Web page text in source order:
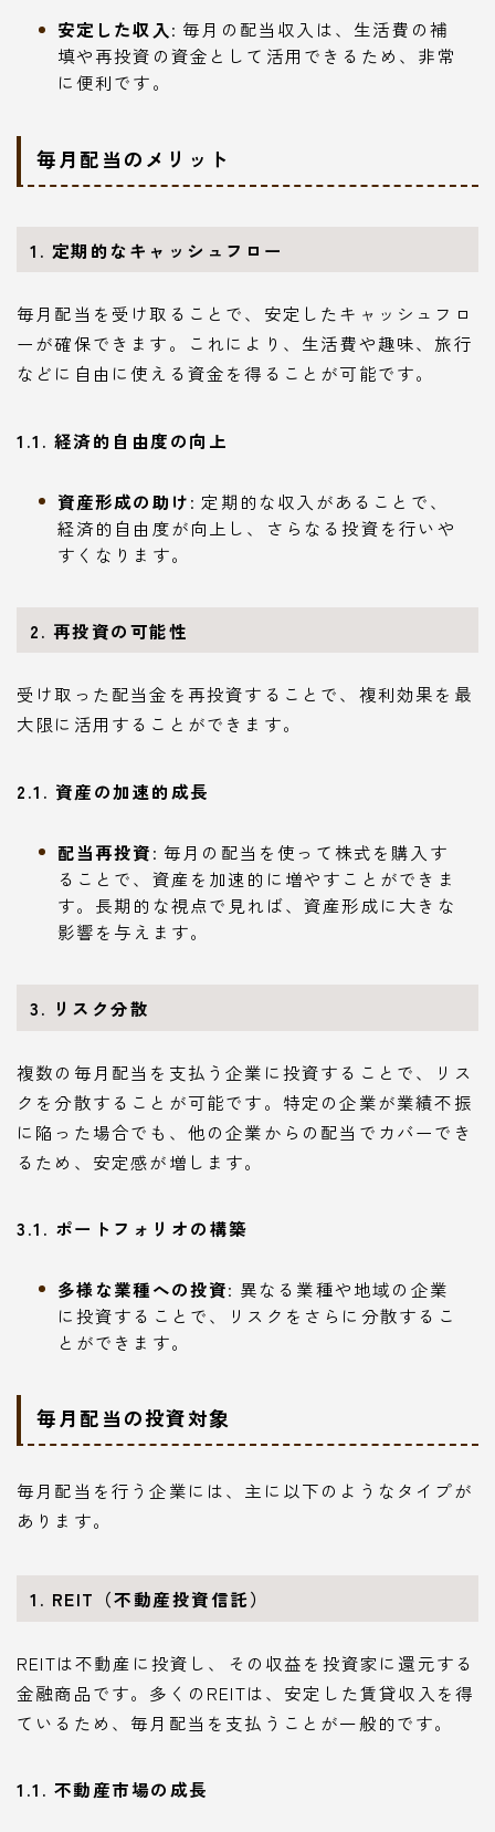
安定した収入 : 毎月の配当収入は、生活費の補
填や再投資の資金として活用できるため、非常
に便利です。
毎月配当のメリット
1. 定期的なキャッシュフロー
毎月配当を受け取ることで、安定したキャッシュフロ
ーが確保できます。これにより、生活費や趣味、旅行
などに自由に使える資金を得ることが可能です。
1.1. 経済的自由度の向上
資産形成の助け: 定期的な収入があることで、
経済的自由度が向上し、さらなる投資を行いや
すくなります。
2. 再投資の可能性
受け取った配当金を再投資することで、複利効果を最
大限に活用することができます。
2.1. 資産の加速的成長
配当再投資: 毎月の配当を使って株式を購入す
ることで、資産を加速的に増やすことができま
す。長期的な視点で見れば、資産形成に大きな
影響を与えます。
3. リスク分散
複数の毎月配当を支払う企業に投資することで、リス
クを分散することが可能です。特定の企業が業績不振
に陥った場合でも、他の企業からの配当でカバーでき
るため、安定感が増します。
3.1. ポートフォリオの構築
多様な業種への投資: 異なる業種や地域の企業
に投資することで、リスクをさらに分散するこ
とができます。
毎月配当の投資対象
毎月配当を行う企業には、主に以下のようなタイプが
あります。
1. REIT（不動産投資信託）
REITは不動産に投資し、その収益を投資家に還元する
金融商品です。多くのREITは、安定した賃貸収入を得
ているため、毎月配当を支払うことが一般的です。
1.1. 不動産市場の成長